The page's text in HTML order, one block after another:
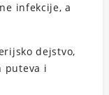
infekcije, a
dejstvo,
puteva i